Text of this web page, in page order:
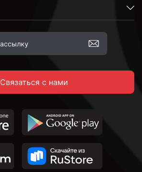
Связаться с нами